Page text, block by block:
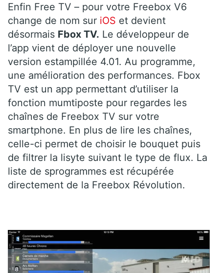
Enfin Free TV – pour votre Freebox V6
change de nom sur iOS et devient
désormais Fbox TV. Le développeur de
l’app vient de déployer une nouvelle
version estampillée 4.01. Au programme,
une amélioration des performances. Fbox
TV est un app permettant d’utiliser la
fonction mumtiposte pour regardes les
chaînes de Freebox TV sur votre
smartphone. En plus de lire les chaînes,
celle-ci permet de choisir le bouquet puis
de filtrer la lisyte suivant le type de flux. La
liste de sprogrammes est récupérée
directement de la Freebox Révolution.